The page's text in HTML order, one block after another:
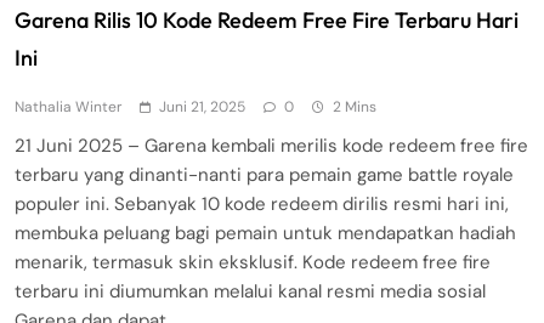
Garena Rilis 10 Kode Redeem Free Fire Terbaru Hari
Ini
Nathalia Winter Juni 21, 2025 0 2 Mins
21 Juni 2025 – Garena kembali merilis kode redeem free fire
terbaru yang dinanti-nanti para pemain game battle royale
populer ini. Sebanyak 10 kode redeem dirilis resmi hari ini,
membuka peluang bagi pemain untuk mendapatkan hadiah
menarik, termasuk skin eksklusif. Kode redeem free fire
terbaru ini diumumkan melalui kanal resmi media sosial